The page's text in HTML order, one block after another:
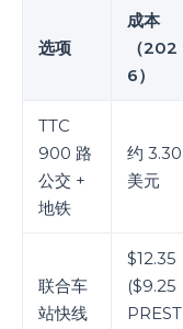
选项
成本
（202
6）
TTC
900 路
公交 +
地铁
约 3.30
美元
联合车
站快线
$12.35
($9.25
PREST